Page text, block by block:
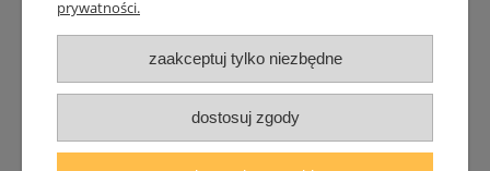
Dostawa
Śledzenie przesyłki GLS
Śledzenie przesyłki DPD
Shipping abroad
Zarejestruj się /Zaloguj się
Lampomat 2017 - 2026
prywatności.
zaakceptuj tylko niezbędne
dostosuj zgody